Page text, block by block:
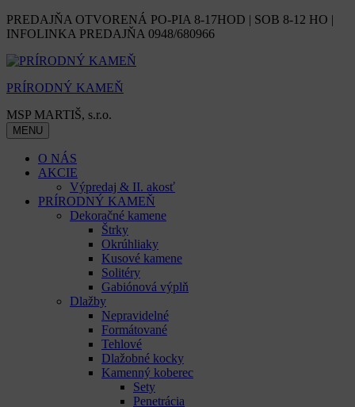
Skip
to
PREDAJŇA OTVORENÁ PO-PIA 8-17HOD | SOB 8-12 HO |
INFOLINKA PREDAJŇA 0948/680966
PRÍRODNÝ KAMEŇ
MSP MARTIŠ, s.r.o.
MENU
O NÁS
AKCIE
Výpredaj & II. akosť
PRÍRODNÝ KAMEŇ
Dekoračné kamene
Štrky
Okrúhliaky
Kusové kamene
Solitéry
Gabiónová výplň
Dlažby
Nepravidelné
Formátované
Tehlové
Dlažobné kocky
Kamenný koberec
Sety
Penetrácia